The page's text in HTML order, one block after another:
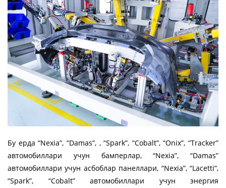
Бу ерда “Nexia”, “Damas”, , “Spark”, “Cobalt”, “Onix”, “Tracker”
автомобиллари учун бамперлар, “Nexia”, “Damas”
автомобиллари учун асбоблар панеллари, “Nexia”, “Lacetti”,
“Spark”, “Cоbalt” автомобиллари учун энергия